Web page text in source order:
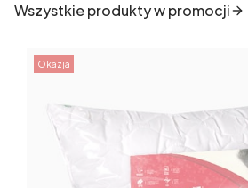
Wszystkie produkty w promocji
Okazja